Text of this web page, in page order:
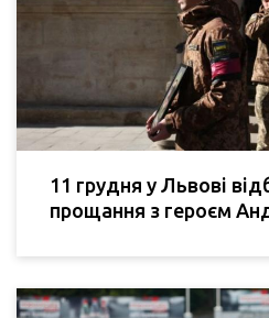
11 грудня у Львові
прощання з героєм